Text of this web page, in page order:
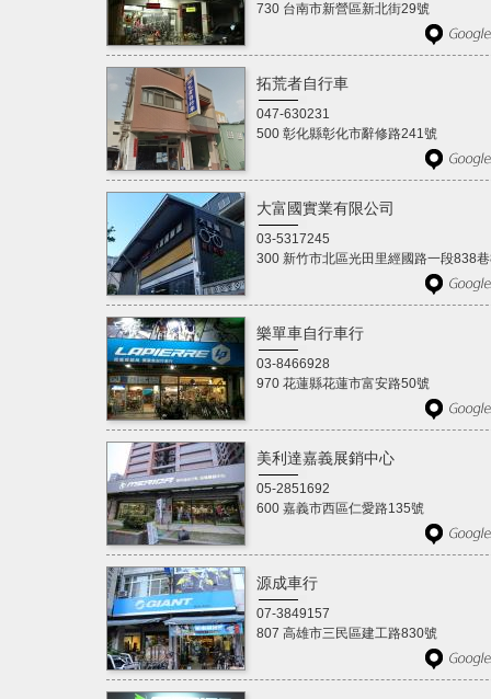
730 台南市新營區新北街29號
拓荒者自行車
047-630231
500 彰化縣彰化市辭修路241號
大富國實業有限公司
03-5317245
300 新竹市北區光田里經國路一段838
樂單車自行車行
03-8466928
970 花蓮縣花蓮市富安路50號
美利達嘉義展銷中心
05-2851692
600 嘉義市西區仁愛路135號
源成車行
07-3849157
807 高雄市三民區建工路830號